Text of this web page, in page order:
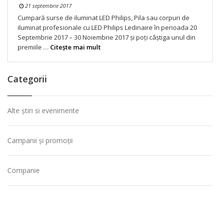
21 septembrie 2017
Cumpară surse de iluminat LED Philips, Pila sau corpuri de
iluminat profesionale cu LED Philips Ledinaire în perioada 20
Septembrie 2017 – 30 Noiembrie 2017 și poți câștiga unul din
premiile … Citeşte mai mult
Categorii
Alte știri si evenimente
Campanii și promoții
Companie